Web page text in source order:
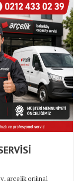
,arçelik orijinal